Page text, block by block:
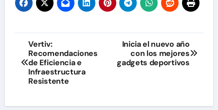
Navegación
de
entradas
Vertiv:
Recomendaciones
de Eficiencia e
Infraestructura
Resistente
Inicia el nuevo año
con los mejores
gadgets deportivos